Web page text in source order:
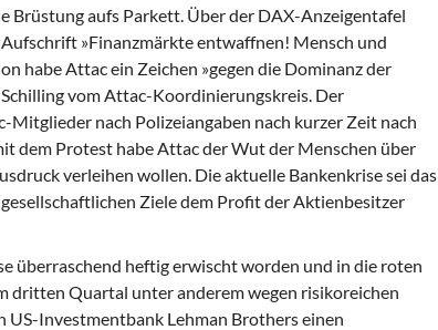
Brüstung aufs Parkett. Über der DAX-Anzeigentafel
»Finanzmärkte entwaffnen! Mensch und
habe Attac ein Zeichen »gegen die Dominanz der
vom Attac-Koordinierungskreis. Der
nach Polizeiangaben nach kurzer Zeit nach
dem Protest habe Attac der Wut der Menschen über
verleihen wollen. Die aktuelle Bankenkrise sei das
Ziele dem Profit der Aktienbesitzer
überraschend heftig erwischt worden und in die roten
dritten Quartal unter anderem wegen risikoreichen
US-Investmentbank Lehman Brothers einen